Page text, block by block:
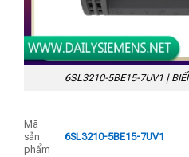
6SL3210-5BE15-7UV1 |
Mã
sản
phẩm
6SL3210-5BE15-7UV1